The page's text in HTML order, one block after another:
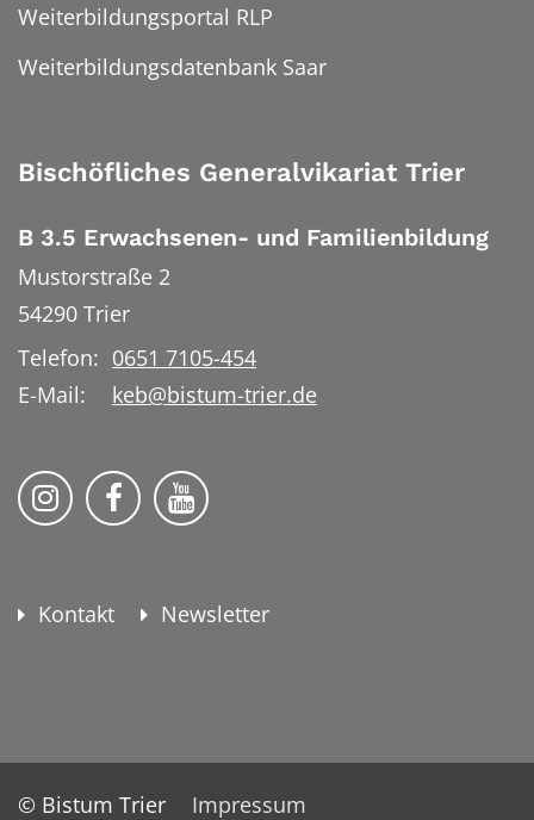
Weiterbildungsportal RLP
Weiterbildungsdatenbank Saar
Bischöfliches Generalvikariat Trier
B 3.5 Erwachsenen- und Familienbildung
Mustorstraße 2
54290 Trier
Telefon: 0651 7105-454
E-Mail:
keb@bistum-trier.de
KEB Bildung Leben auf Instagram
KEB Bildung Leben auf Facebook
KEB Bildung Leben auf
Kontakt Newsletter
© Bistum Trier
Impressum